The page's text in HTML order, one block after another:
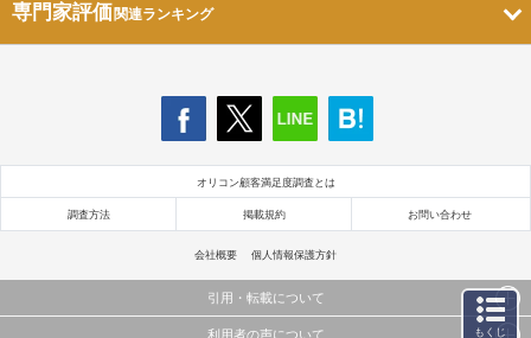
専門家評価関連ランキング
オリコン顧客満足度調査とは
調査方法 掲載規約 お問い合わせ
会社概要 個人情報保護方針
引用・転載について
利用者の声について もくじ